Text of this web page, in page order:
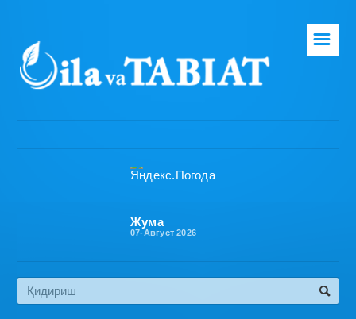
Бош саҳифа
Эко медиа
☰
Жума
07-Август 2026